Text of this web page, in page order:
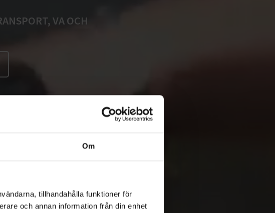
Om
tillhandahålla funktioner för
och annan information från din enhet
VA OCH